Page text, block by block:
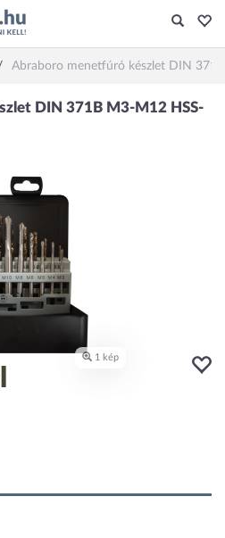
Abraboro menetfúró készlet DIN